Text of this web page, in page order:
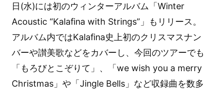
日(水)には初のウィンターアルバム「Winter
Acoustic “Kalafina with Strings”」もリリース。
アルバム内ではKalafina史上初のクリスマスナン
バーや讃美歌などをカバーし、今回のツアーでも
「もろびとこぞりて」、「we wish you a merry
Christmas」や「Jingle Bells」など収録曲を数多